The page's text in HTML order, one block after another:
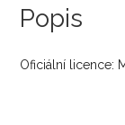
Popis
Oficiální licence: